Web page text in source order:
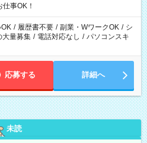
事OK！
OK / 履歴書不要 / 副業・WワークOK / シ
大量募集 / 電話対応なし / パソコンスキ
応募する 詳細へ
未読